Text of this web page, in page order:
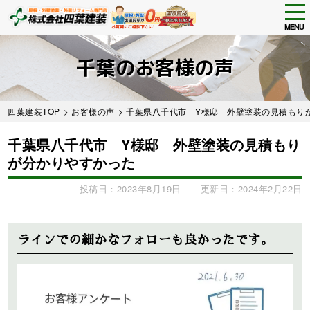
Skip
content
MENU
千葉のお客様の声
四葉建装TOP > お客様の声 > 千葉県八千代市 Y様邸 外壁塗装の見積もり
千葉県八千代市 Y様邸 外壁塗装の見積もり
が分かりやすかった
投稿日：2023年8月19日 更新日：2024年2月22日
After
ラインでの細かなフォローも良かったです。